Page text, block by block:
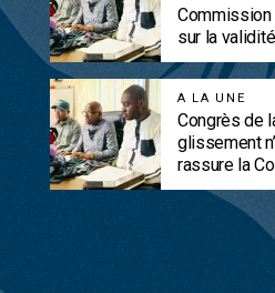
sur la
A LA UNE
Congrès de
glissement
rassure la